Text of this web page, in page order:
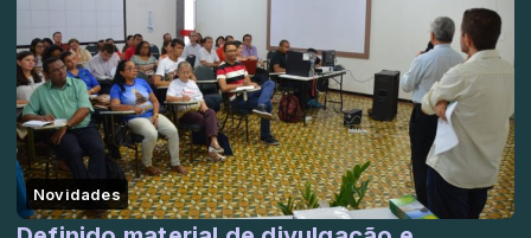
Novidades